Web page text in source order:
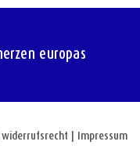
europas
widerrufsrecht | Impressum